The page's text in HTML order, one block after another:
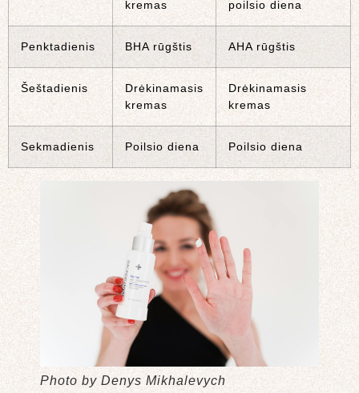
kremas poilsio diena
Penktadienis BHA rūgštis AHA rūgštis
Šeštadienis
Drėkinamasis
kremas
Drėkinamasis
kremas
Sekmadienis Poilsio diena Poilsio diena
Photo by Denys Mikhalevych